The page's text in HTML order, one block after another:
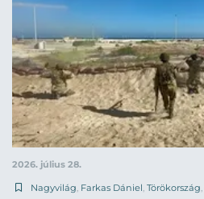
2026. július 28.
Nagyvilág Farkas Dániel Törökország